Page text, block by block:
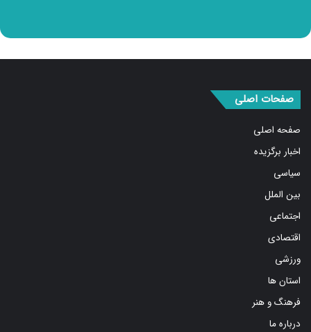
صفحات اصلی
صفحه اصلی
اخبار برگزیده
سیاسی
بین الملل
اجتماعی
اقتصادی
ورزشی
استان ها
فرهنگ و هنر
درباره ما